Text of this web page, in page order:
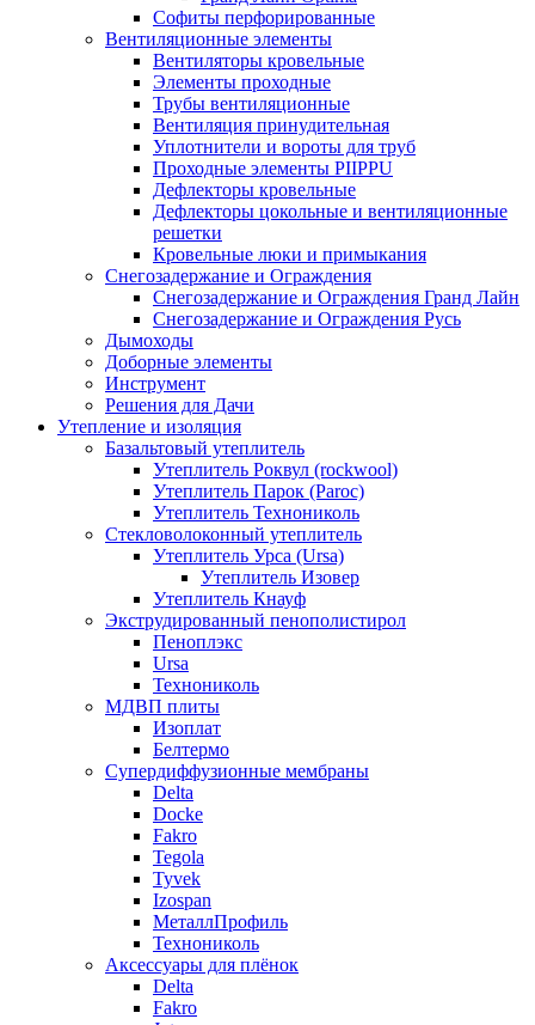
Софиты перфорированные
Вентиляционные элементы
Вентиляторы кровельные
Элементы проходные
Трубы вентиляционные
Вентиляция принудительная
Уплотнители и вороты для труб
Проходные элементы PIIPPU
Дефлекторы кровельные
Дефлекторы цокольные и вентиляционные
решетки
Кровельные люки и примыкания
Снегозадержание и Ограждения
Снегозадержание и Ограждения Гранд Лайн
Снегозадержание и Ограждения Русь
Дымоходы
Доборные элементы
Инструмент
Решения для Дачи
Утепление и изоляция
Базальтовый утеплитель
Утеплитель Роквул (rockwool)
Утеплитель Парок (Paroc)
Утеплитель Технониколь
Стекловолоконный утеплитель
Утеплитель Урса (Ursa)
Утеплитель Изовер
Утеплитель Кнауф
Экструдированный пенополистирол
Пеноплэкс
Ursa
Технониколь
МДВП плиты
Изоплат
Белтермо
Супердиффузионные мембраны
Delta
Docke
Fakro
Tegola
Tyvek
Izospan
МеталлПрофиль
Технониколь
Аксессуары для плёнок
Delta
Fakro